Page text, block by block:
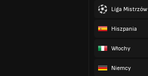
Liga Mistrzów
Hiszpania
Włochy
Niemcy